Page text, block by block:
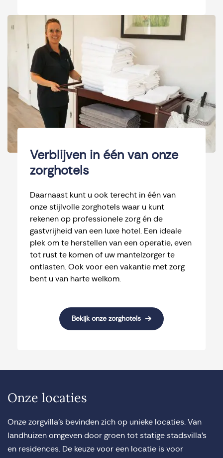
Verblijven in één van onze
zorghotels
Daarnaast kunt u ook terecht in één van
onze stijlvolle zorghotels waar u kunt
rekenen op professionele zorg én de
gastvrijheid van een luxe hotel. Een ideale
plek om te herstellen van een operatie, even
tot rust te komen of uw mantelzorger te
ontlasten. Ook voor een vakantie met zorg
bent u van harte welkom.
Bekijk onze zorghotels
Onze locaties
Onze zorgvilla’s bevinden zich op unieke locaties. Van
landhuizen omgeven door groen tot statige stadsvilla’s
en residences. De keuze voor een locatie is voor